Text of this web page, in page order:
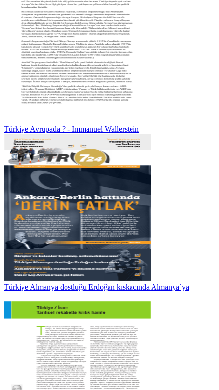
Türkiye Avrupada ? - Immanuel Wallerstein
Türkiye Almanya dostluğu Erdoğan kıskacında Almanya`ya